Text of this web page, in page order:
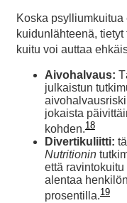
Koska
kuidunlähteenä,
kuitu voi auttaa
Aivohalvaus:
julkaistun
jokaista
kohden.18
Divertikuliitti:
Nutritionin
että
alentaa
prosentilla.19